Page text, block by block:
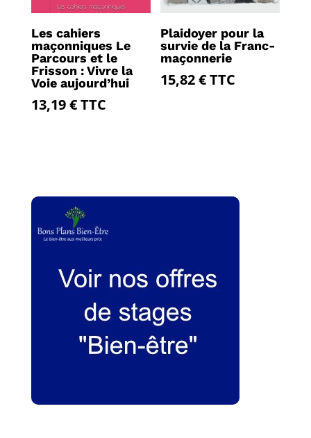
Les cahiers
maçonniques Le
Parcours et le
Frisson : Vivre la
Voie aujourd’hui
13,19€TTC
Plaidoyer pour la
survie de la Franc-
maçonnerie
15,82€TTC